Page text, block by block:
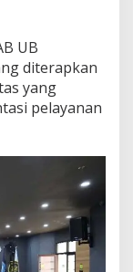
UB
diterapkan
yang
pelayanan